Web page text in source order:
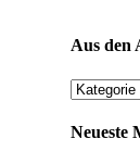
Aus den
Aus
Neueste